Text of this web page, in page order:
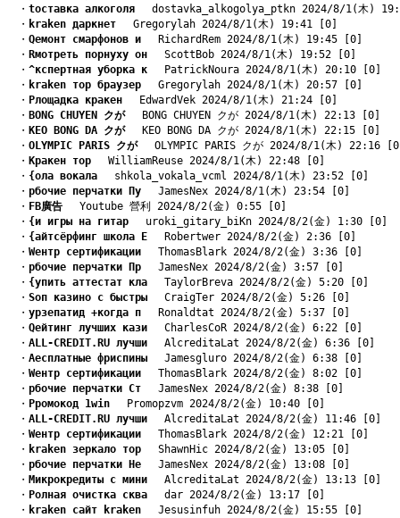
・ tоставка алкоголя dostavka_alkogolya_ptkn 2024/8/1(木)
・ kraken даркнет Gregorylah 2024/8/1(木) 19:41 [0]
・ Qемонт смарфонов и RichardRem 2024/8/1(木) 19:45 [0]
・ Rмотреть порнуху он ScottBob 2024/8/1(木) 19:52 [0]
・ ^кспертная уборка к PatrickNoura 2024/8/1(木) 20:10 [0]
・ kraken тор браузер Gregorylah 2024/8/1(木) 20:57 [0]
・ Pлощадка кракен EdwardVek 2024/8/1(木) 21:24 [0]
・ BONG CHUYEN クが BONG CHUYEN クが 2024/8/1(木) 22:13 [0]
・ KEO BONG DA クが KEO BONG DA クが 2024/8/1(木) 22:15 [0]
・ OLYMPIC PARIS クが OLYMPIC PARIS クが 2024/8/1(木) 22:16
・ Kракен тор WilliamReuse 2024/8/1(木) 22:48 [0]
・ {ола вокала shkola_vokala_vcml 2024/8/1(木) 23:52 [0]
・ pбочие перчатки Пу JamesNex 2024/8/1(木) 23:54 [0]
・ FB廣告 Youtube 營利 2024/8/2(金) 0:55 [0]
・ {и игры на гитар uroki_gitary_biKn 2024/8/2(金) 1:30 [0]
・ {айтсёрфинг школа Е Robertwer 2024/8/2(金) 2:36 [0]
・ Wентр сертификации ThomasBlark 2024/8/2(金) 3:36 [0]
・ pбочие перчатки Пр JamesNex 2024/8/2(金) 3:57 [0]
・ {упить аттестат кла TaylorBreva 2024/8/2(金) 5:20 [0]
・ Sоп казино с быстры CraigTer 2024/8/2(金) 5:26 [0]
・ yрзепатид +когда п Ronaldtat 2024/8/2(金) 5:37 [0]
・ Qейтинг лучших кази CharlesCoR 2024/8/2(金) 6:22 [0]
・ ALL-CREDIT.RU лучши AlcreditaLat 2024/8/2(金) 6:36 [0]
・ Aесплатные фриспины Jamesgluro 2024/8/2(金) 6:38 [0]
・ Wентр сертификации ThomasBlark 2024/8/2(金) 8:02 [0]
・ pбочие перчатки Ст JamesNex 2024/8/2(金) 8:38 [0]
・ Pромокод 1win Promopzvm 2024/8/2(金) 10:40 [0]
・ ALL-CREDIT.RU лучши AlcreditaLat 2024/8/2(金) 11:46 [0]
・ Wентр сертификации ThomasBlark 2024/8/2(金) 12:21 [0]
・ kraken зеркало тор ShawnHic 2024/8/2(金) 13:05 [0]
・ pбочие перчатки Не JamesNex 2024/8/2(金) 13:08 [0]
・ Mикрокредиты с мини AlcreditaLat 2024/8/2(金) 13:13 [0]
・ Pолная очистка сква dar 2024/8/2(金) 13:17 [0]
・ kraken сайт kraken Jesusinfuh 2024/8/2(金) 15:55 [0]